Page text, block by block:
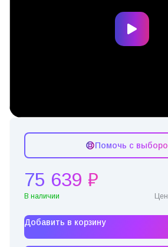
Помочь с
75 639 ₽
В наличии
Добавить в корзину